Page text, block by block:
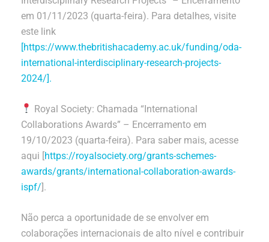
em 01/11/2023 (quarta-feira). Para detalhes, visite
este link
[https://www.thebritishacademy.ac.uk/funding/oda-
international-interdisciplinary-research-projects-
2024/].
Royal Society: Chamada “International
Collaborations Awards” – Encerramento em
19/10/2023 (quarta-feira). Para saber mais, acesse
aqui [https://royalsociety.org/grants-schemes-
awards/grants/international-collaboration-awards-
ispf/].
Não perca a oportunidade de se envolver em
colaborações internacionais de alto nível e contribuir